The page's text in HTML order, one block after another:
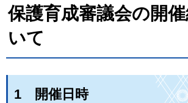
保護育成審議会の開
いて
1 開催日時